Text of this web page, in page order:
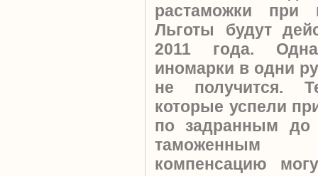
растаможки при
Льготы будут
2011 года.
иномарки в одни
не получится.
которые успели
по задранным до
компенсацию